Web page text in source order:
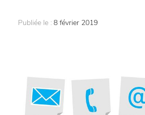
Publiée le : 8 février 2019